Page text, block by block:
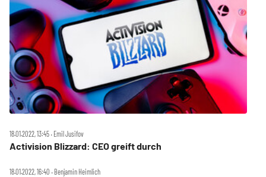
18.01.2022, 13:45 ‧ Emil Jusifov
Activision Blizzard: CEO greift durch
18.01.2022, 16:40 ‧ Benjamin Heimlich